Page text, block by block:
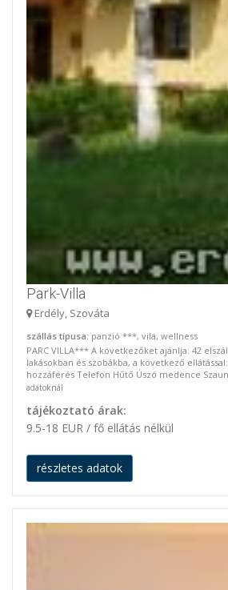
Park-Villa
Erdély, Szováta
szállás típusa: panzió ***, vila, wellness
PARC VILLA*** A következőket ajánlja: 42
lakásokban és szobákba, a következő
hozzáférés Telefon Hűtő Úszó medence
adatoknál
tájékoztató árak:
9.5-18 EUR / fő ellátás nélkül
részletes adatok